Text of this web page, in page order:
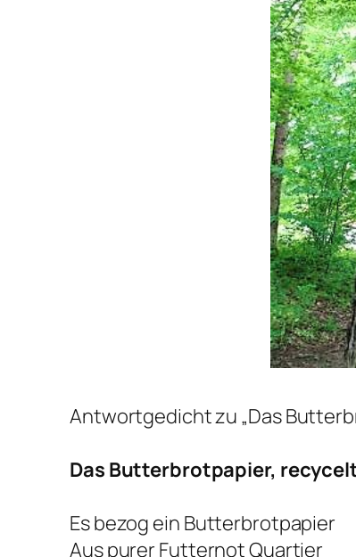
Antwortgedicht zu „Das
Das Butterbrotpapier,
Es bezog ein Butterbrotpapier
Aus purer Futternot Quartier